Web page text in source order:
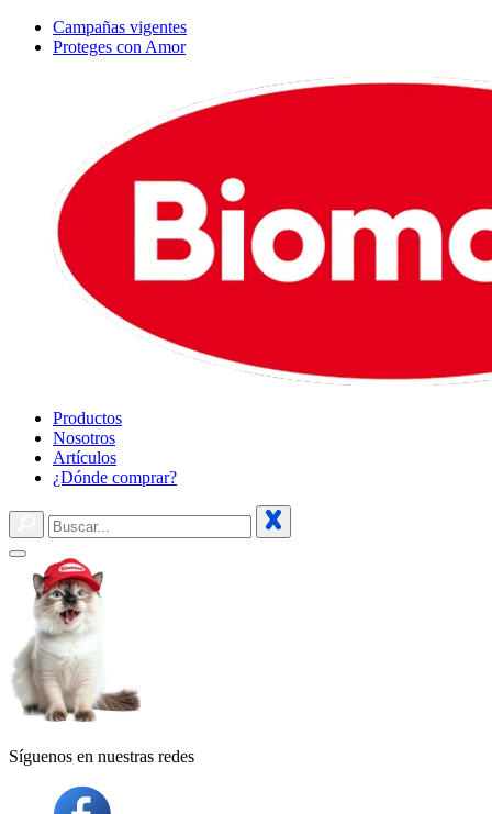
Campañas vigentes
Proteges con Amor
Productos
Nosotros
Artículos
¿Dónde comprar?
Síguenos en nuestras redes